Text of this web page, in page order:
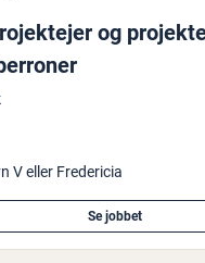
og
V eller Fredericia
Se jobbet